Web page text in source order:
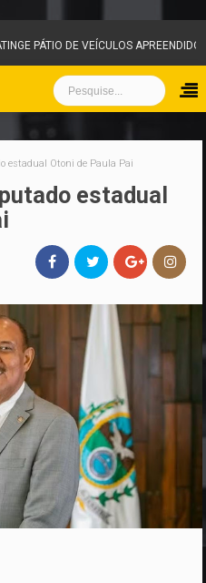
APREENDIDOS EM IGARAPÉ
estadual Otoni de Paula Pai
estadual